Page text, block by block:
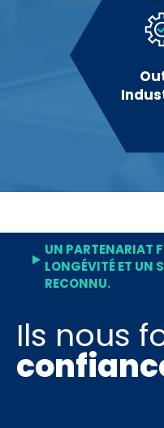
UN PARTENARIAT
LONGÉVITÉ ET UN
RECONNU.
Ils nous